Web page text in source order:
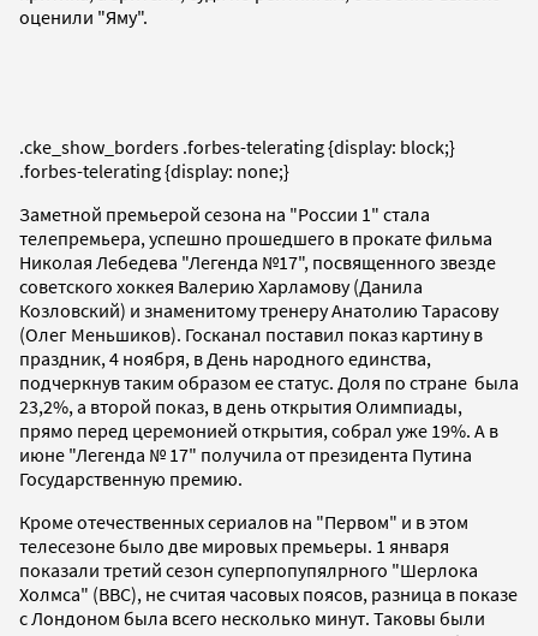
оценили "Яму".
.cke_show_borders .forbes-telerating {display: block;}
.forbes-telerating {display: none;}
Заметной премьерой сезона на "России 1" стала
телепремьера, успешно прошедшего в прокате фильма
Николая Лебедева "Легенда №17", посвященного звезде
советского хоккея Валерию Харламову (Данила
Козловский) и знаменитому тренеру Анатолию Тарасову
(Олег Меньшиков). Госканал поставил показ картину в
праздник, 4 ноября, в День народного единства,
подчеркнув таким образом ее статус. Доля по стране была
23,2%, а второй показ, в день открытия Олимпиады,
прямо перед церемонией открытия, собрал уже 19%. А в
июне "Легенда № 17" получила от президента Путина
Государственную премию.
Кроме отечественных сериалов на "Первом" и в этом
телесезоне было две мировых премьеры. 1 января
показали третий сезон суперпопупялрного "Шерлока
Холмса" (ВВС), не считая часовых поясов, разница в показе
с Лондоном была всего несколько минут. Таковы были